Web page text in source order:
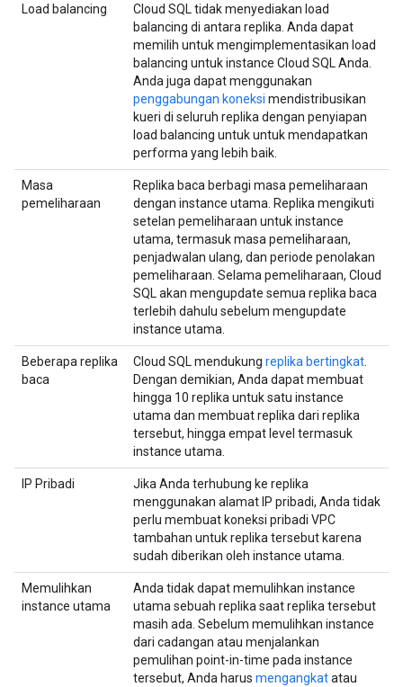
Load balancing
Cloud SQL tidak menyediakan load
balancing di antara replika. Anda dapat
memilih untuk mengimplementasikan load
balancing untuk instance Cloud SQL Anda.
Anda juga dapat menggunakan
penggabungan koneksi mendistribusikan
kueri di seluruh replika dengan penyiapan
load balancing untuk untuk mendapatkan
performa yang lebih baik.
Masa
pemeliharaan
Replika baca berbagi masa pemeliharaan
dengan instance utama. Replika mengikuti
setelan pemeliharaan untuk instance
utama, termasuk masa pemeliharaan,
penjadwalan ulang, dan periode penolakan
pemeliharaan. Selama pemeliharaan, Cloud
SQL akan mengupdate semua replika baca
terlebih dahulu sebelum mengupdate
instance utama.
Beberapa replika
baca
Cloud SQL mendukung replika bertingkat
Dengan demikian, Anda dapat membuat
hingga 10 replika untuk satu instance
utama dan membuat replika dari replika
tersebut, hingga empat level termasuk
instance utama.
IP Pribadi
Jika Anda terhubung ke replika
menggunakan alamat IP pribadi, Anda tidak
perlu membuat koneksi pribadi VPC
tambahan untuk replika tersebut karena
sudah diberikan oleh instance utama.
Memulihkan
instance utama
Anda tidak dapat memulihkan instance
utama sebuah replika saat replika tersebut
masih ada. Sebelum memulihkan instance
dari cadangan atau menjalankan
pemulihan point-in-time pada instance
tersebut, Anda harus mengangkatatau